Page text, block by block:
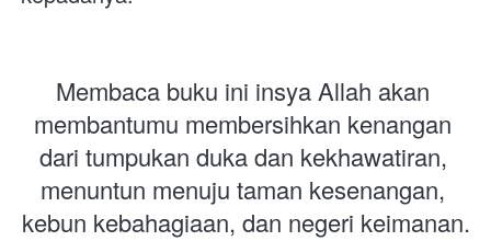
Membaca buku ini insya Allah akan
membantumu membersihkan kenangan
dari tumpukan duka dan kekhawatiran,
menuntun menuju taman kesenangan,
kebun kebahagiaan, dan negeri keimanan.